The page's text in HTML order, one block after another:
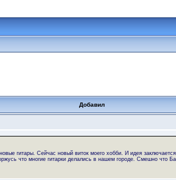
Добавил
гитары. Сейчас новый виток моего хобби. И идея
что многие гитарки делались в нашем городе. Смешно что